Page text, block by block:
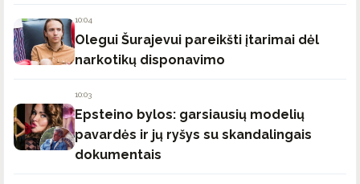
10:04
Olegui Šurajevui pareikšti įtarimai dėl
narkotikų disponavimo
10:03
Epsteino bylos: garsiausių modelių
pavardės ir jų ryšys su skandalingais
dokumentais